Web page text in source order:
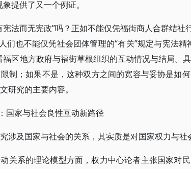
提供了又一个例证。
宪法而无宪政”吗？正如不能仅凭福街商人合群结社
们也不能仅凭社会团体管理的“有关”规定与宪法
福区地方政府与福街草根组织的互动情况与结局。
制；如果不是，这种双方之间的宽容与妥协是如
研究的主要内容。
国家与社会良性互动新路径
涉及国家与社会的关系，其实质是对国家权力与社
关系的理论模型方面，权力中心论者主张国家对